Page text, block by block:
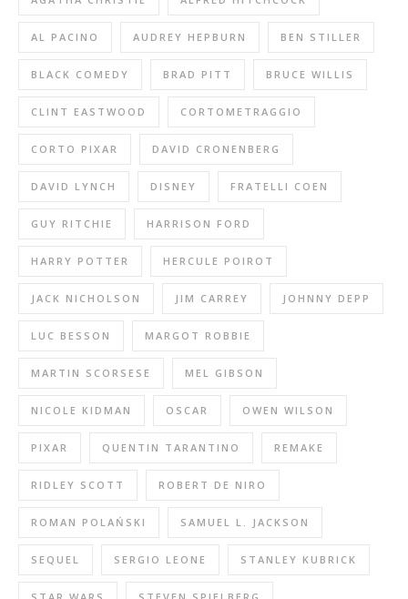
AL PACINO AUDREY HEPBURN BEN STILLER
BLACK COMEDY BRAD PITT BRUCE WILLIS
CLINT EASTWOOD CORTOMETRAGGIO
CORTO PIXAR DAVID CRONENBERG
DAVID LYNCH DISNEY FRATELLI COEN
GUY RITCHIE HARRISON FORD
HARRY POTTER HERCULE POIROT
JACK NICHOLSON JIM CARREY JOHNNY DEPP
LUC BESSON MARGOT ROBBIE
MARTIN SCORSESE MEL GIBSON
NICOLE KIDMAN OSCAR OWEN WILSON
PIXAR QUENTIN TARANTINO REMAKE
RIDLEY SCOTT ROBERT DE NIRO
ROMAN POLAŃSKI SAMUEL L. JACKSON
SEQUEL SERGIO LEONE STANLEY KUBRICK